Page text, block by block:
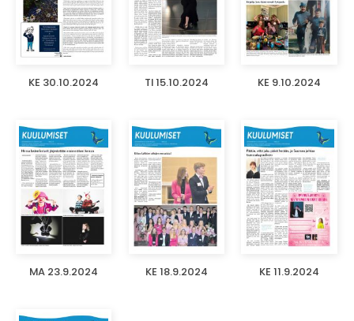
KE 30.10.2024 TI 15.10.2024 KE 9.10.2024
MA 23.9.2024 KE 18.9.2024 KE 11.9.2024